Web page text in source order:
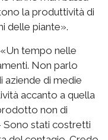
la produttività di
delle piante».
tempo nelle
Non parlo
aziende di medie
accanto a quella
non di
Sono stati costretti